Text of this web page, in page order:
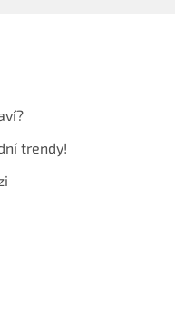
trendy!